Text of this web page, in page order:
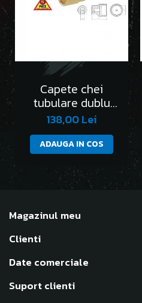
Capete chei
tubulare dublu
hexagon 1/4” DH -
AEX-4mm
138,00 Lei
ADAUGA IN COS
Magazinul meu
Clienti
Date comerciale
Suport clienti